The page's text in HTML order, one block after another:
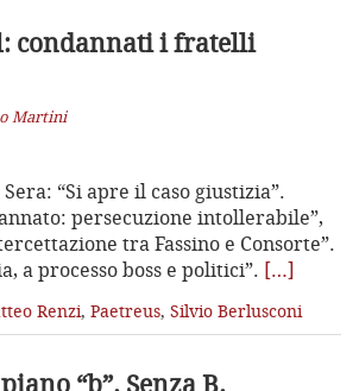
condannati i fratelli
Martini
“Si apre il caso giustizia”.
persecuzione intollerabile”,
tra Fassino e Consorte”.
a processo boss e politici”. […]
Renzi, Paetreus, Silvio Berlusconi
“b”. Senza B.